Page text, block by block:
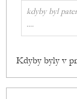
kdyby byl
....
Kdyby byly v